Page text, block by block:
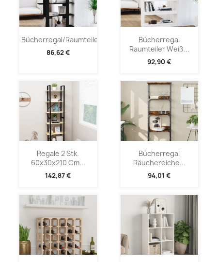
Bücherregal/Raumteiler...
86,62 €
Bücherregal
Raumteiler Weiß...
92,90 €
Regale 2 Stk.
60x30x210 Cm...
142,87 €
Bücherregal
Räuchereiche...
94,01 €